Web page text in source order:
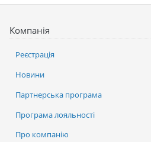
Компанія
Реєстрація
Новини
Партнерська програма
Програма лояльності
Про компанію